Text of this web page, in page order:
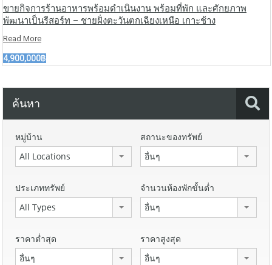
ขายกิจการร้านอาหารพร้อมดำเนินงาน พร้อมที่พัก และศักยภาพ
พัฒนาเป็นรีสอร์ท – ชายฝั่งตะวันตกเฉียงเหนือ เกาะช้าง
Read More
4,900,000฿
ค้นหา
หมู่บ้าน
All Locations
สถานะของทรัพย์
อื่นๆ
ประเภททรัพย์
All Types
จำนวนห้องพักขั้นต่ำ
อื่นๆ
ราคาต่ำสุด
อื่นๆ
ราคาสูงสุด
อื่นๆ